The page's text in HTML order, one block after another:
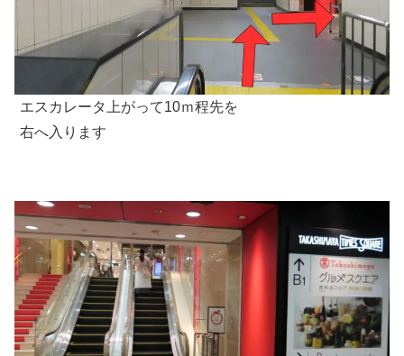
エスカレータ上がって10ｍ程先を
右へ入ります